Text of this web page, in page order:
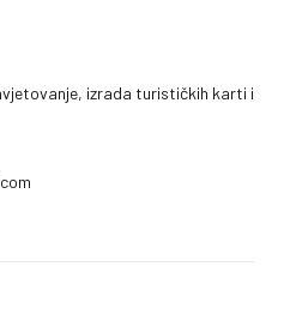
izrada turističkih karti i